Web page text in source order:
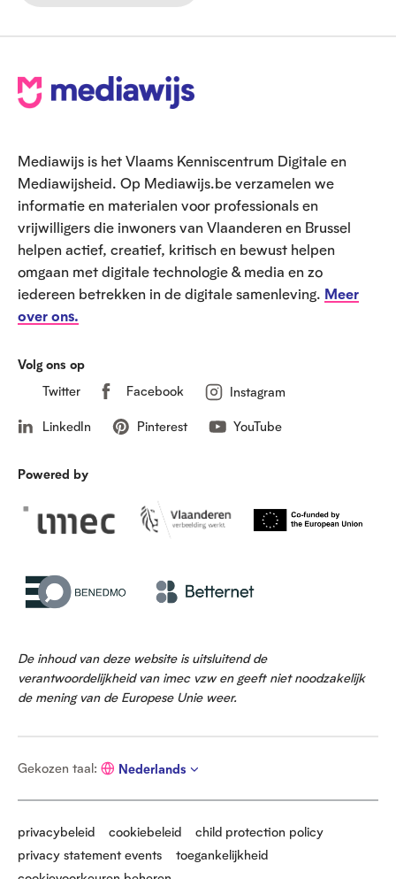
V
o
e
t
Mediawijs is het Vlaams Kenniscentrum Digitale en
Mediawijsheid. Op Mediawijs.be verzamelen we
informatie en materialen voor professionals en
vrijwilligers die inwoners van Vlaanderen en Brussel
helpen actief, creatief, kritisch en bewust helpen
omgaan met digitale technologie & media en zo
iedereen betrekken in de digitale samenleving. Meer
over ons.
Volg ons op
Twitter
Facebook Instagram
LinkedIn Pinterest YouTube
Powered by
De inhoud van deze website is uitsluitend de
verantwoordelijkheid van imec vzw en geeft niet noodzakelijk
de mening van de Europese Unie weer.
Gekozen taal:
G
k
z
n
t
Nederlands
privacybeleid cookiebeleid
child protection policy
privacy statement events
toegankelijkheid